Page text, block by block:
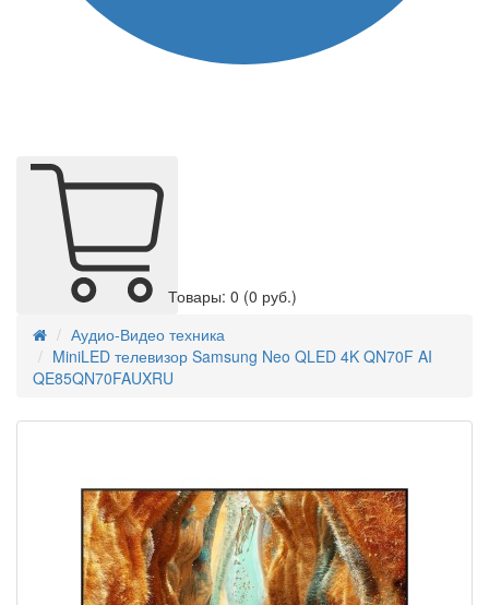
Товары: 0 (0 руб.)
Аудио-Видео техника
MiniLED телевизор Samsung Neo QLED 4K QN70F AI
QE85QN70FAUXRU